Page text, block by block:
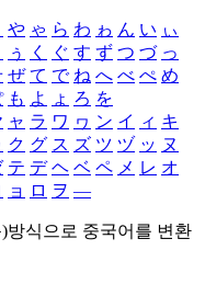
や ゃ ら わ ゎ ん い ぃ
ぅ く ぐ す ず つ づ っ
ぜ て で ね へ べ ぺ め
も よ ょ ろ を
ャ ラ ワ ヮ ン イ ィ キ
ク グ ス ズ ツ ヅ ッ ヌ
テ デ ヘ ベ ペ メ レ オ
ョ ロ ヲ ―
방식으로 중국어를 변환